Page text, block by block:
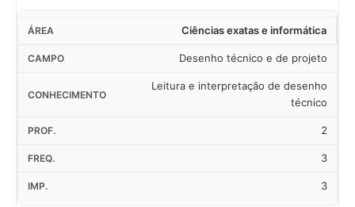
Ciências exatas e informática
Desenho técnico e de projeto
Leitura e interpretação de desenho
técnico
2
3
3